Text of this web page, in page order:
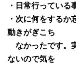
・日常行ってい
・次に何をするか
動きがぎこち
なかったです。
ないので気を